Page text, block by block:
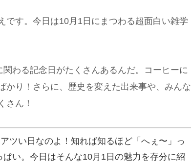
です。今日は10月1日にまつわる超面白い雑学
わる記念日がたくさんあるんだ。コーヒーに
り！さらに、歴史を変えた出来事や、みんな
さん！
ツい日なのよ！知れば知るほど「へぇ〜」っ
い。今日はそんな10月1日の魅力を存分に紹